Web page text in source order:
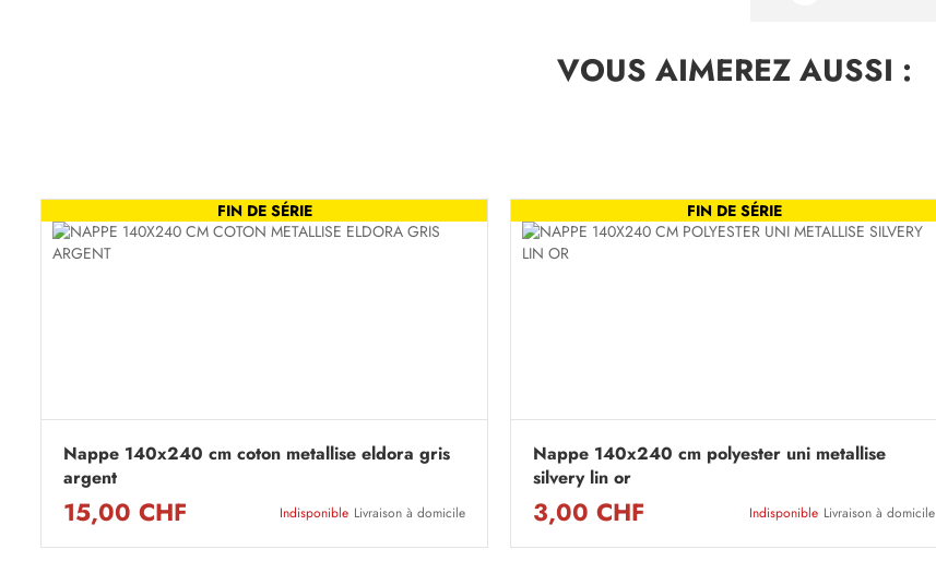
VOUS AIMEREZAUSSI :
FIN DE SÉRIE
Nappe 140x240 cm coton metallise eldora gris
argent
15,00 CHF Indisponible Livraison à domicile
FIN DE SÉRIE
Nappe 140x240 cm polyester uni metallise
silvery lin or
3,00 CHF Indisponible Livraison à domicile